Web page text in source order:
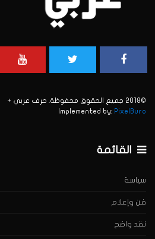
©2018 جميع الحقوق محفوظة. حرف عربي +
Implemented by: PixelBuro
القائمة
سياسة
فن وإعلام
نقد واضح